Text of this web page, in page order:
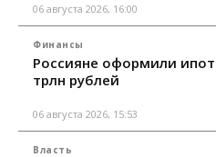
06 августа 2026, 16:00
Финансы
Россияне оформили
трлн рублей
06 августа 2026, 15:53
Власть